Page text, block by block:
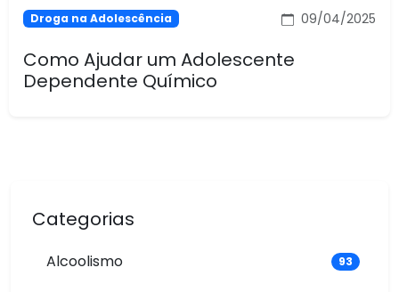
Droga na Adolescência 09/04/2025
Como Ajudar um Adolescente
Dependente Químico
Categorias
Alcoolismo 93